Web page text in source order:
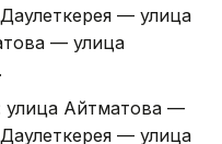
— улица
— улица
улица Айтматова —
— улица